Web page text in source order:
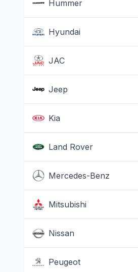
Hummer
Hyundai
JAC
Jeep
Kia
Land Rover
Mercedes-Benz
Mitsubishi
Nissan
Peugeot